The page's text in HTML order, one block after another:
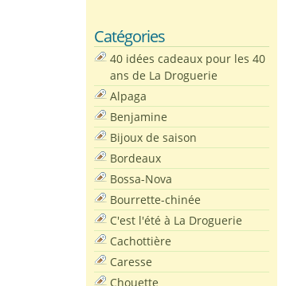
Catégories
40 idées cadeaux pour les 40
ans de La Droguerie
Alpaga
Benjamine
Bijoux de saison
Bordeaux
Bossa-Nova
Bourrette-chinée
C'est l'été à La Droguerie
Cachottière
Caresse
Chouette